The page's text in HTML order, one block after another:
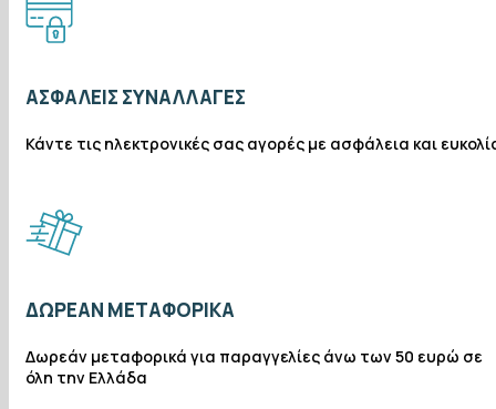
ΑΣΦΑΛΕΊΣ ΣΥΝΑΛΛΑΓΈΣ
Κάντε τις ηλεκτρονικές σας αγορές με ασφάλεια και
ΔΩΡΕΆΝ ΜΕΤΑΦΟΡΙΚΆ
Δωρεάν μεταφορικά για παραγγελίες άνω των 50 ευρώ σε
όλη την Ελλάδα